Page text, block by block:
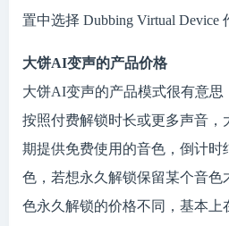
置中选择 Dubbing Virtual Device
大饼AI变声的产品价格
大饼AI变声的产品模式很有意
按照付费解锁时长或更多声音
期提供免费使用的音色，倒计时
色，若想永久解锁保留某个音色
色永久解锁的价格不同，基本上